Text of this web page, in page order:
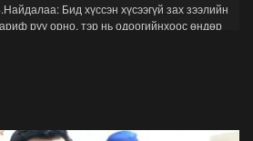
Бид хүссэн хүсээгүй зах зээлийн
руу орно, тэр нь одоогийнхоос өндөр
2026-07-22